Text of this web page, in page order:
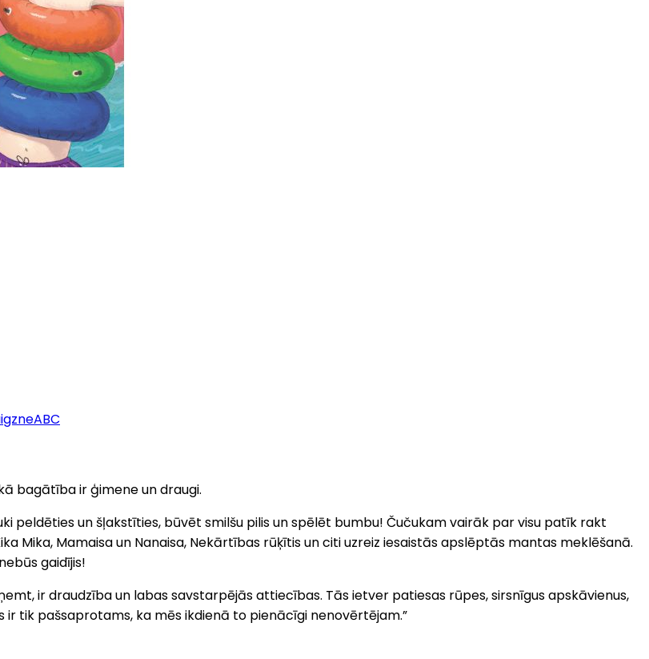
bagātība ir ģimene un draugi.
peldēties un šļakstīties, būvēt smilšu pilis un spēlēt bumbu! Čučukam vairāk par visu patīk rakt
Mika, Mamaisa un Nanaisa, Nekārtības rūķītis un citi uzreiz iesaistās apslēptās mantas meklēšanā.
gaidījis!
ir draudzība un labas savstarpējās attiecības. Tās ietver patiesas rūpes, sirsnīgus apskāvienus,
ir tik pašsaprotams, ka mēs ikdienā to pienācīgi nenovērtējam.”